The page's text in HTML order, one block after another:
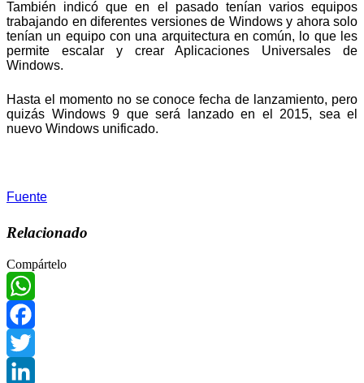
También indicó que en el pasado tenían varios equipos
trabajando en diferentes versiones de Windows y ahora solo
tenían un equipo con una arquitectura en común, lo que les
permite escalar y crear Aplicaciones Universales de
Windows.
Hasta el momento no se conoce fecha de lanzamiento, pero
quizás Windows 9 que será lanzado en el 2015, sea el
nuevo Windows unificado.
Fuente
Relacionado
Compártelo
WhatsApp
Facebook
Twitter